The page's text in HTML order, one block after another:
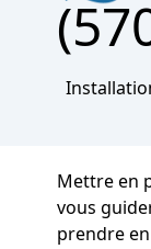
Mettre en
vous
prendre